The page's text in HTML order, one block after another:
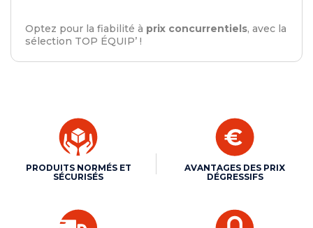
Optez pour la fiabilité à prix concurrentiels, avec la
sélection TOP ÉQUIP’ !
PRODUITS NORMÉS ET
SÉCURISÉS
AVANTAGES DES PRIX
DÉGRESSIFS